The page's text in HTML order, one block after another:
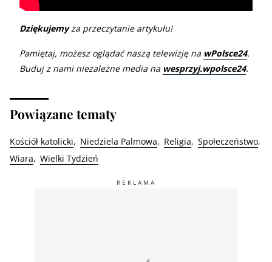
Dziękujemyza przeczytanie artykułu!
Pamiętaj, możesz oglądać naszą telewizję na wPolsce24.
Buduj z nami niezależne media na wesprzyj.wpolsce24.
Powiązane tematy
Kościół katolicki Niedziela Palmowa Religia
Społeczeństwo
Wiara
Wielki Tydzień